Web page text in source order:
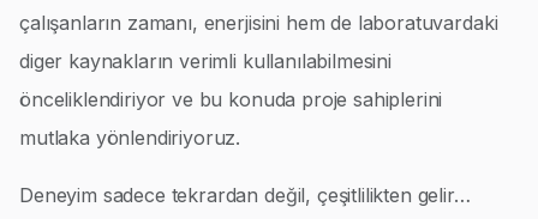
çalışanların zamanı, enerjisini hem de laboratuvardaki
diger kaynakların verimli kullanılabilmesini
önceliklendiriyor ve bu konuda proje sahiplerini
mutlaka yönlendiriyoruz.
Deneyim sadece tekrardan değil, çeşitlilikten gelir…